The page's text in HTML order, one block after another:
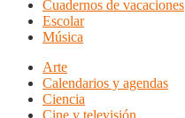
Cuadernos de vacaciones
Escolar
Música
Arte
Calendarios y agendas
Ciencia
Cine y televisión